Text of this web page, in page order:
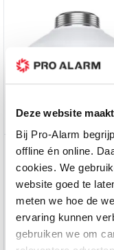
Deze website
Bij Pro-Alarm
offline én online.
cookies. We
website goed te
meten we hoe de
ervaring kunnen
gebruiken we om
Honeywell
HA35PMC03 - fixed
camerakap 35-serie
Op voorraad